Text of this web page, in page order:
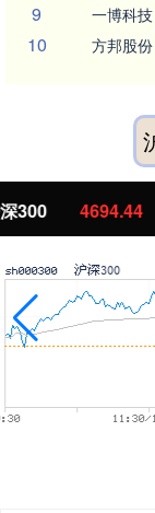
9 一博科技
10 方邦股份
北证50